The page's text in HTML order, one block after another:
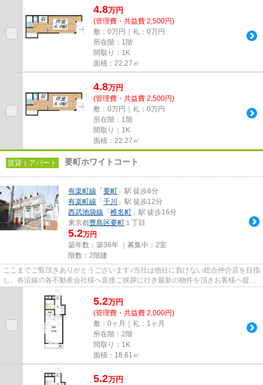
4.8万円
(管理費・共益費 2,500円)
敷：0万円｜礼：0万円
所在階：1階
間取り：1K
面積：22.27㎡
4.8万円
(管理費・共益費 2,500円)
敷：0万円｜礼：0万円
所在階：1階
間取り：1K
面積：22.27㎡
賃貸｜アパート 要町ホワイトコート
有楽町線 「 要町 」駅 徒歩6分
有楽町線 「 千川
」駅 徒歩12分
西武池袋線 「 椎名町 」駅 徒歩16分
東京都豊島区要町 １丁目
5.2万円
築年数：築36年 ｜募集中： 2室
階数：2階建
ここまでご覧頂きありがとうございます♪当社は他社に負けない総合仲介店を目指
し、各沿線の各不動産会社様へ直接ご挨拶に行き最新の物件を頂きお客様へ提供
しております！最新の情報は...
5.2万円
(管理費・共益費 2,000円)
敷：0ヶ月｜礼：1ヶ月
所在階：2階
間取り：1K
面積：18.61㎡
5.2万円